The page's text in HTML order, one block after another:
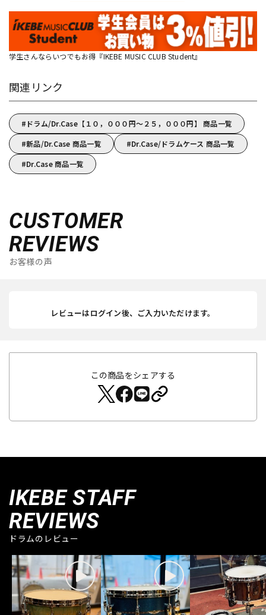
学生さんならいつでもお得『IKEBE MUSIC CLUB Student』
関連リンク
ドラム/Dr.Case【１０，０００円～２５，０００円】 商品一覧
新品/Dr.Case 商品一覧
Dr.Case/ドラムケース 商品一覧
Dr.Case 商品一覧
CUSTOMER
REVIEWS
お客様の声
レビューはログイン後、ご入力いただけます。
この商品をシェアする
IKEBE STAFF
REVIEWS
ドラムのレビュー